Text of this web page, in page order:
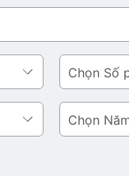
Số
phòng
ngủ
Năm
thực